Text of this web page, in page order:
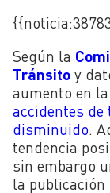
{{noticia:
Según la
Tránsito y
aumento en
accidentes
disminuido.
tendencia
sin embargo
la publicación